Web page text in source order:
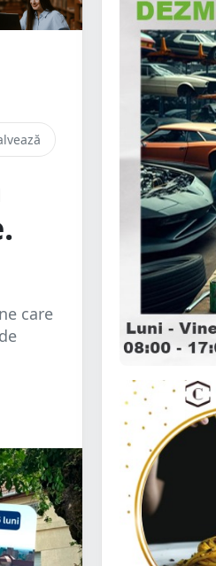
care